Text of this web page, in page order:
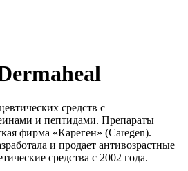
средств с
и пептидами. Препараты
фирма «Кареген» (Caregen).
и продает антивозрастные
средства с 2002 года.